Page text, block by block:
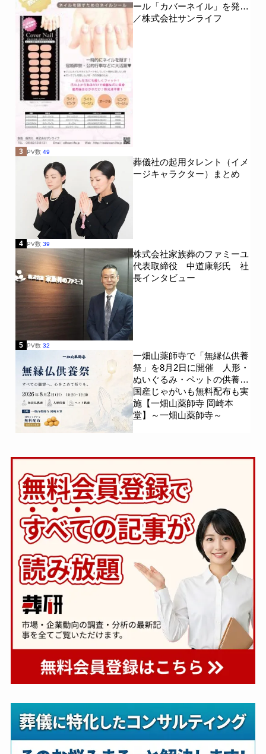
ール「カバーネイル」を発売
／株式会社サンライフ
3 PV数 49
葬儀社の起用タレント（イメ
ージキャラクター）まとめ
4 PV数 39
株式会社家族葬のファミーユ
代表取締役 中道康彰氏 社
長インタビュー
5 PV数 32
一畑山薬師寺で「無縁仏供養
祭」を8月2日に開催 人形・
ぬいぐるみ・ペットの供養、
国産じゃがいも無料配布も実
施【一畑山薬師寺 岡崎本
堂】～一畑山薬師寺～